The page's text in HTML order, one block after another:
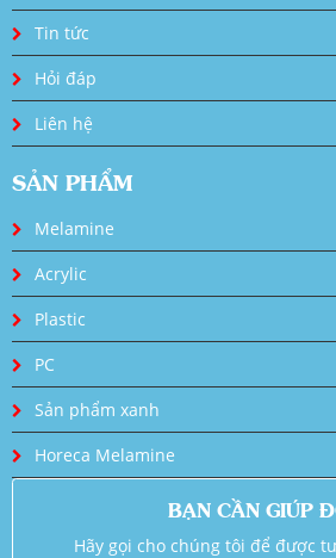
Tin tức
Hỏi đáp
Liên hệ
SẢN PHẨM
Melamine
Acrylic
Plastic
PC
Sản phẩm xanh
Horeca Melamine
BẠN CẦN GIÚP
Hãy gọi cho chúng tôi để được